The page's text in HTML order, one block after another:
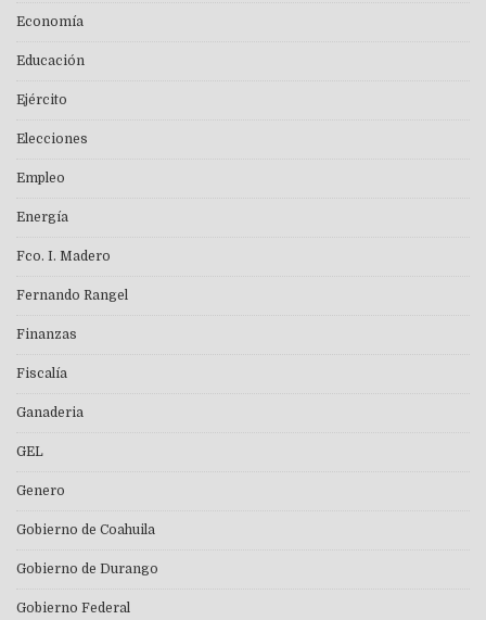
Economía
Educación
Ejército
Elecciones
Empleo
Energía
Fco. I. Madero
Fernando Rangel
Finanzas
Fiscalía
Ganaderia
GEL
Genero
Gobierno de Coahuila
Gobierno de Durango
Gobierno Federal